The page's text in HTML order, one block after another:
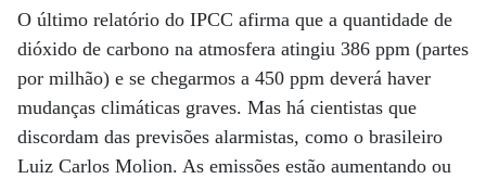
O último relatório do IPCC afirma que a quantidade de
dióxido de carbono na atmosfera atingiu 386 ppm (partes
por milhão) e se chegarmos a 450 ppm deverá haver
mudanças climáticas graves. Mas há cientistas que
discordam das previsões alarmistas, como o brasileiro
Luiz Carlos Molion. As emissões estão aumentando ou